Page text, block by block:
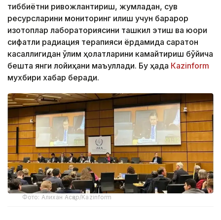
тиббиётни ривожлантириш, жумладан, сув
ресурсларини мониторинг қилиш учун барқарор
изотоплар лабораториясини ташкил этиш ва юқори
сифатли радиация терапияси ёрдамида саратон
касаллигидан ўлим ҳолатларини камайтириш бўйича
бешта янги лойиҳани маъқуллади. Бу ҳақда Кazinform
мухбири хабар беради.
Фото: Алихан Асқар/Kazinform